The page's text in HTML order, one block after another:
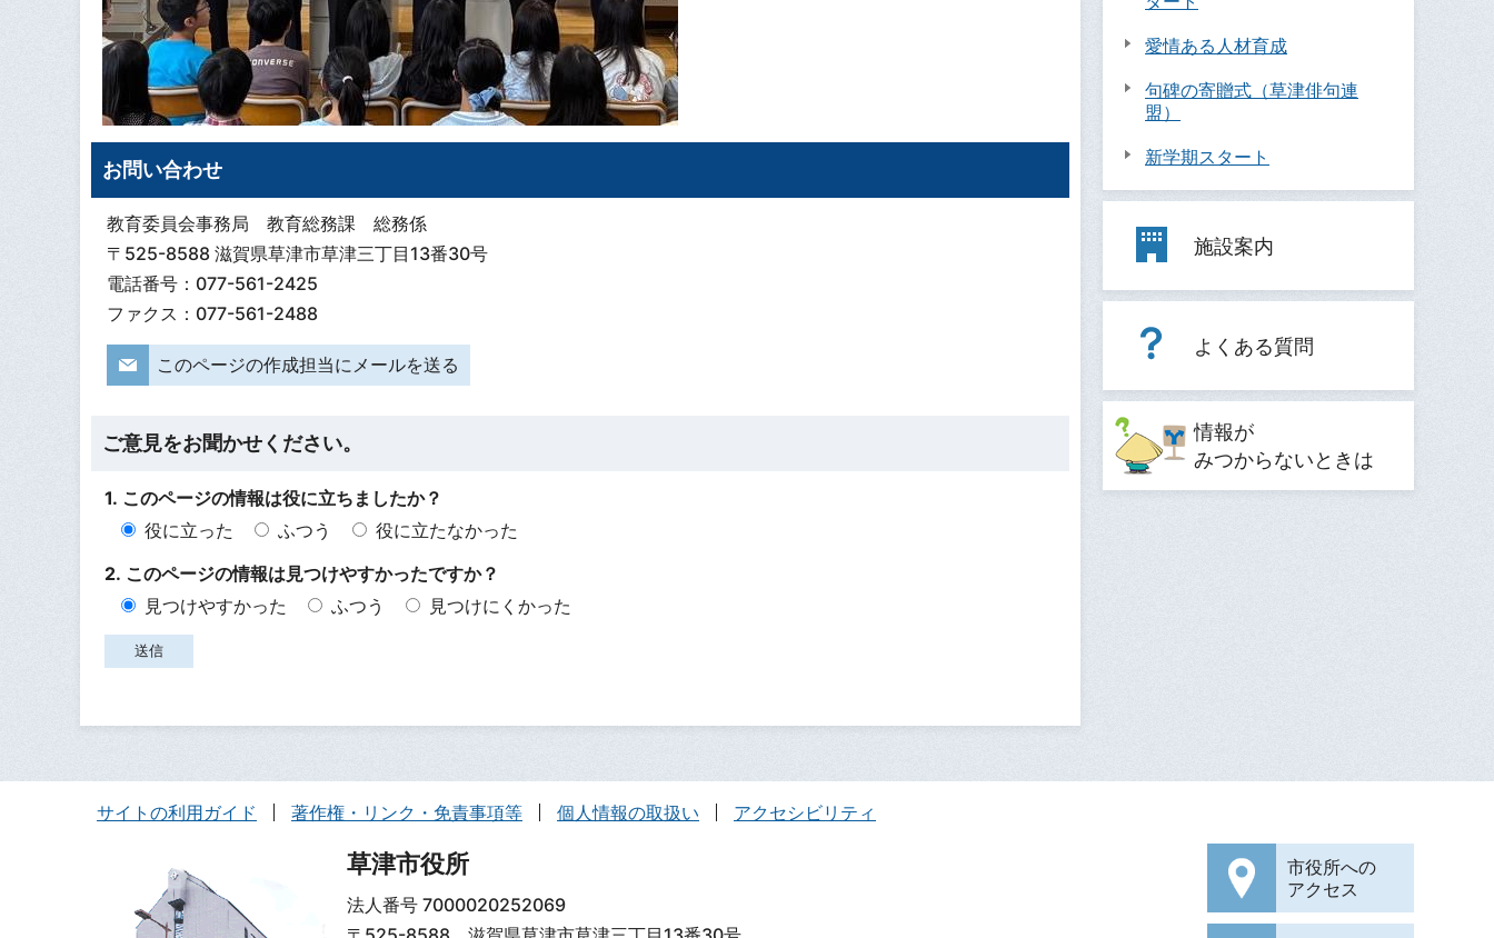
お問い合わせ
教育委員会事務局 教育総務課 総務係
〒525-8588 滋賀県草津市草津三丁目13番30号
電話番号：077-561-2425
ファクス：077-561-2488
このページの作成担当にメールを送る
ご意見をお聞かせください。
1. このページの情報は役に立ちましたか？
役に立った
ふつう
役に立たなかった
2. このページの情報は見つけやすかったですか？
見つけやすかった
ふつう 見つけにくかった
愛情ある人材育成
句碑の寄贈式（草津俳句連
盟）
新学期スタート
施設案内
よくある質問
情報が
みつからないときは
サイトの利用ガイド 著作権・リンク・免責事項等 個人情報の取扱い アクセシビリティ
草津市役所
法人番号 7000020252069
市役所への
アクセス